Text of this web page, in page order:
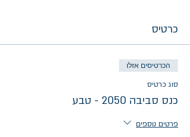
כרטיס
הכרטיסים אזלו
סוג כרטיס
כנס סביבה 2050 - טבע
פרטים נוספים